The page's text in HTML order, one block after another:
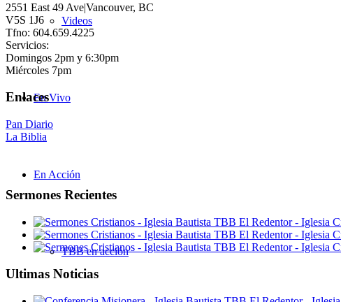
Videos
En Vivo
En Acción
TBB en acción
2551 East 49 Ave|Vancouver, BC
V5S 1J6
Tfno: 604.659.4225
Servicios:
Domingos 2pm y 6:30pm
Miércoles 7pm
Enlaces
Pan Diario
La Biblia
Sermones Recientes
Ultimas Noticias